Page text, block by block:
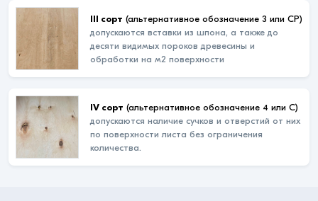
III сорт (альтернативное обозначение 3 или СР)
допускаются вставки из шпона, а также до
десяти видимых пороков древесины и
обработки на м2 поверхности
IV сорт (альтернативное обозначение 4 или С)
допускаются наличие сучков и отверстий от них
по поверхности листа без ограничения
количества.